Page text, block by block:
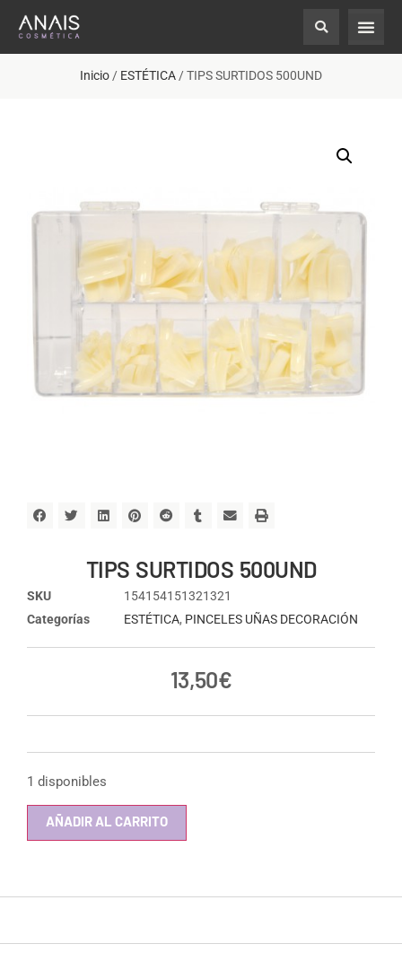
Inicio / ESTÉTICA / TIPS SURTIDOS 500UND
TIPS SURTIDOS 500UND
SKU
154154151321321
Categorías
ESTÉTICA, PINCELES UÑAS DECORACIÓN
13,50€
1 disponibles
AÑADIR AL CARRITO